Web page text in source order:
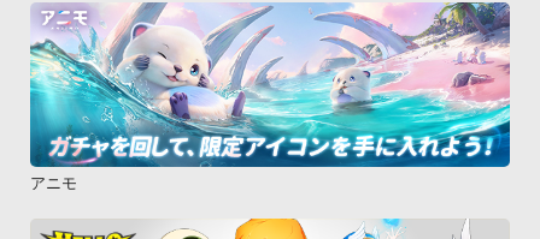
・008Z
・003P
・HTC Desire HD 001HT
・DELL Streak SoftBank 001DL
・GALAPAGOS 003SH
・GALAPAGOS 005SH
・AQUOS PHONE 009SH
アニモ